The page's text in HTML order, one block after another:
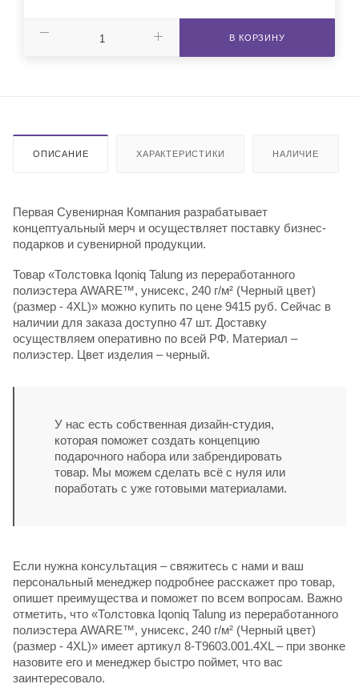
В КОРЗИНУ
ОПИСАНИЕ ХАРАКТЕРИСТИКИ НАЛИЧИЕ
Первая Сувенирная Компания разрабатывает
концептуальный мерч и осуществляет поставку бизнес-
подарков и сувенирной продукции.
Товар «Толстовка Iqoniq Talung из переработанного
полиэстера AWARE™, унисекс, 240 г/м² (Черный цвет)
(размер - 4XL)» можно купить по цене 9415 руб. Сейчас в
наличии для заказа доступно 47 шт. Доставку
осуществляем оперативно по всей РФ. Материал –
полиэстер. Цвет изделия – черный.
У нас есть собственная дизайн-студия,
которая поможет создать концепцию
подарочного набора или забрендировать
товар. Мы можем сделать всё с нуля или
поработать с уже готовыми материалами.
Если нужна консультация – свяжитесь с нами и ваш
персональный менеджер подробнее расскажет про товар,
опишет преимущества и поможет по всем вопросам. Важно
отметить, что «Толстовка Iqoniq Talung из переработанного
полиэстера AWARE™, унисекс, 240 г/м² (Черный цвет)
(размер - 4XL)» имеет артикул 8-T9603.001.4XL – при звонке
назовите его и менеджер быстро поймет, что вас
заинтересовало.